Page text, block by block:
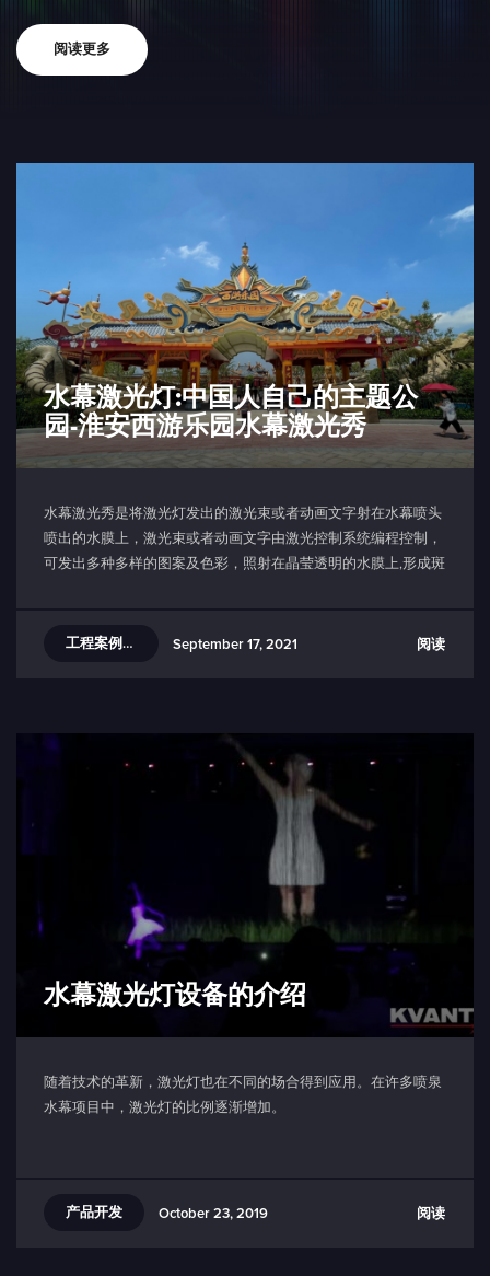
阅读更多
水幕激光灯:中国人自己的主题公
园-淮安西游乐园水幕激光秀
水幕激光秀是将激光灯发出的激光束或者动画文字射在水幕喷头
喷出的水膜上，激光束或者动画文字由激光控制系统编程控制，
可发出多种多样的图案及色彩，照射在晶莹透明的水膜上,形成斑
工程案例分享 September 17, 2021 阅读
水幕激光灯设备的介绍
随着技术的革新，激光灯也在不同的场合得到应用。在许多喷泉
水幕项目中，激光灯的比例逐渐增加。
产品开发 October 23, 2019 阅读